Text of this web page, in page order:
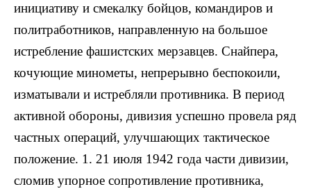
инициативу и смекалку бойцов, командиров и
политработников, направленную на большое
истребление фашистских мерзавцев. Снайпера,
кочующие минометы, непрерывно беспокоили,
изматывали и истребляли противника. В период
активной обороны, дивизия успешно провела ряд
частных операций, улучшающих тактическое
положение. 1. 21 июля 1942 года части дивизии,
сломив упорное сопротивление противника,